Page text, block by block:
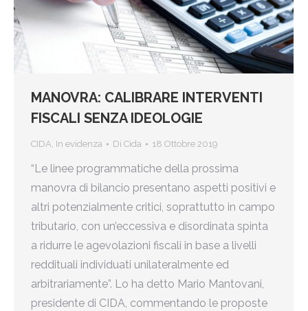
MANOVRA: CALIBRARE INTERVENTI
FISCALI SENZA IDEOLOGIE
CIDA, In evidenza Di Cida 18 Ottobre 2019
“Le linee programmatiche della prossima
manovra di bilancio presentano aspetti positivi e
altri potenzialmente critici, soprattutto in campo
tributario, con un’eccessiva e disordinata spinta
a ridurre le agevolazioni fiscali in base a livelli
reddituali individuati unilateralmente ed
arbitrariamente”. Lo ha detto Mario Mantovani,
presidente di CIDA, commentando le proposte